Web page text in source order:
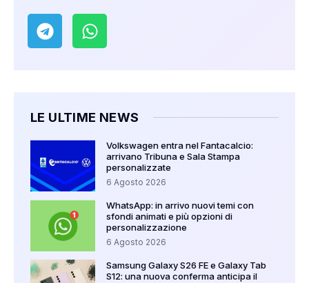
LE ULTIME NEWS
Volkswagen entra nel Fantacalcio:
arrivano Tribuna e Sala Stampa
personalizzate
6 Agosto 2026
WhatsApp: in arrivo nuovi temi con
sfondi animati e più opzioni di
personalizzazione
6 Agosto 2026
Samsung Galaxy S26 FE e Galaxy Tab
S12: una nuova conferma anticipa il